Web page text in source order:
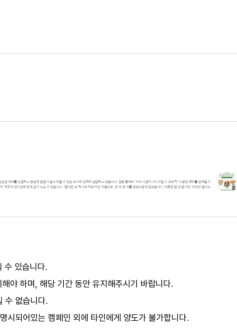
수 있습니다.
야 하며, 해당 기간 동안 유지해주시기 바랍니다.
수 없습니다.
시되어있는 캠페인 외에 타인에게 양도가 불가합니다.